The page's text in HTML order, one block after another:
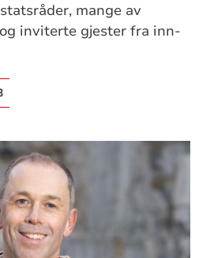
mange av
inviterte gjester fra inn-